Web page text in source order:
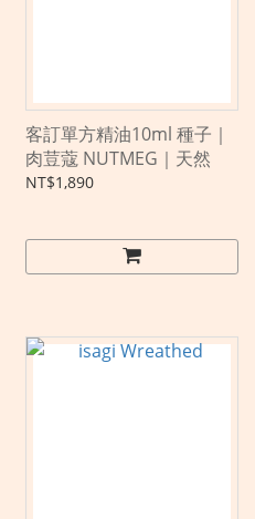
客訂單方精油10ml 種子｜
肉荳蔻 NUTMEG｜天然
NT$1,890